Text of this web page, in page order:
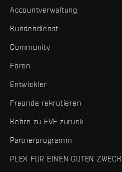
Accountverwaltung
Kundendienst
Community
Foren
Entwickler
Freunde rekrutieren
Kehre zu EVE zurück
Partnerprogramm
PLEX FÜR EINEN GUTEN ZWECK